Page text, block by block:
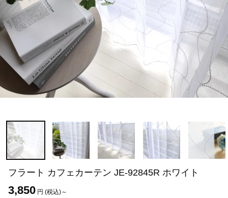
フラート カフェカーテン JE-92845R ホワイト
3,850 円 (税込)～